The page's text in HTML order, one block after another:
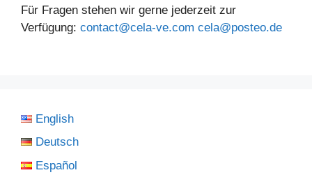
Für Fragen stehen wir gerne jederzeit zur
Verfügung: contact@cela-ve.com cela@posteo.de
English
Deutsch
Español